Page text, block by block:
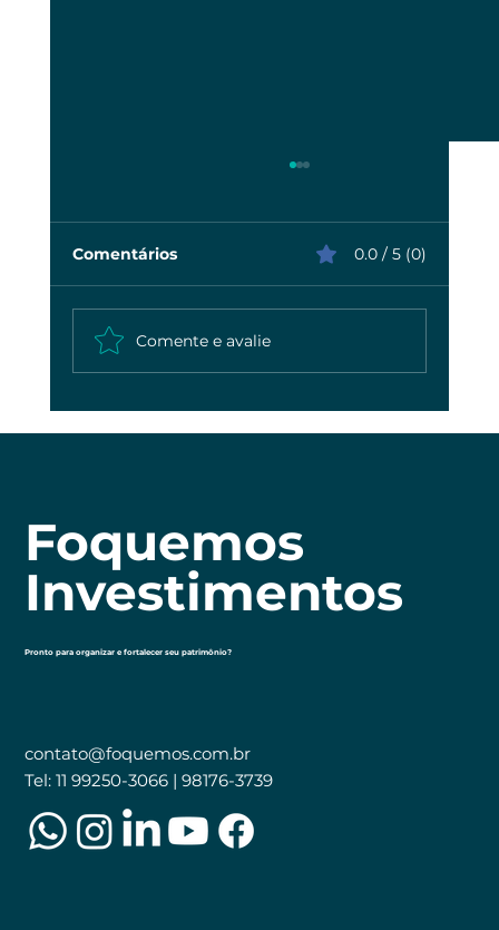
Foquemos
Investimentos
Pronto para organizar e fortalecer seu patrimônio?
contato@foquemos.com.br
Tel: 11 99250-3066 | 98176-3739
Comentários 0.0 / 5 (0)
Comente e avalie